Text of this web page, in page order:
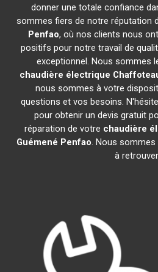
donner une totale confiance
sommes fiers de notre réputation
Penfao, où nos clients nous
positifs pour notre travail de
exceptionnel. Nous sommes
chaudière électrique
nous sommes à votre
questions et vos besoins.
pour obtenir un devis gratuit
réparation de votre chaudière
Guémené Penfao. Nous
à retrouver